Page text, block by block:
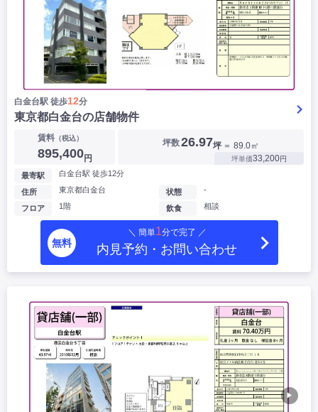
白金台駅 徒歩12分
東京都白金台の店舗物件
賃料（税込）
895,400円
坪数26.97坪 ＝ 89.0㎡
坪単価33,200円
最寄駅 白金台駅 徒歩12分
住所 東京都白金台
フロア 1階
状態 -
飲食 相談
無料
＼ 簡単1分で完了 ／
内見予約・お問い合わせ
▶